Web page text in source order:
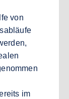
von
im